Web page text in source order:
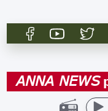
ANNA NEWS